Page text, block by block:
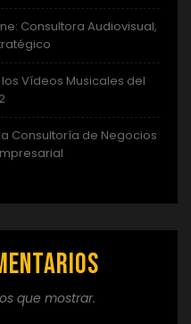
Consultora Audiovisual,
Vídeos Musicales del
Consultoría de Negocios
que mostrar.